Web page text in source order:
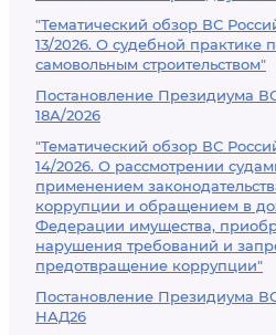
"Тематический обзор ВС
13/2026. О судебной практике
самовольным строительством"
Постановление Президиума
18А/2026
"Тематический обзор ВС
14/2026. О рассмотрении
применением
коррупции и обращением в
Федерации имущества,
нарушения требований и
предотвращение коррупции"
Постановление Президиума
НАД26